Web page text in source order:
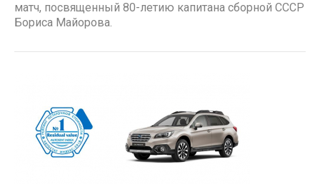
матч, посвященный 80-летию капитана сборной СССР
Бориса Майорова.